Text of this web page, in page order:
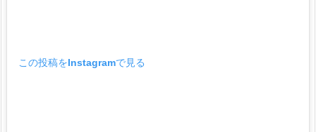
この投稿をInstagramで見る